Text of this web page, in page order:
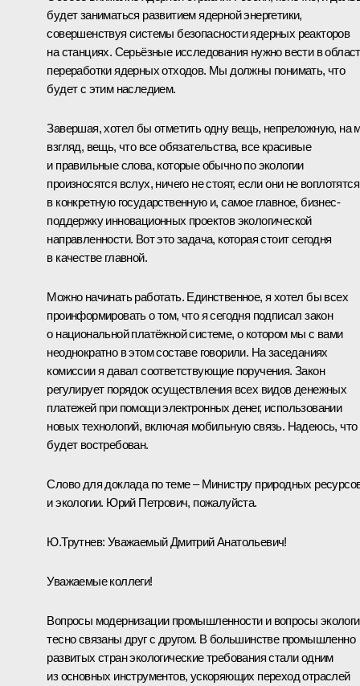
будет заниматься развитием ядерной энергетики,
совершенствуя системы безопасности ядерных реакторов
на станциях. Серьёзные исследования нужно вести в
переработки ядерных отходов. Мы должны понимать, что
будет с этим наследием.
Завершая, хотел бы отметить одну вещь, непреложную, на
взгляд, вещь, что все обязательства, все красивые
и правильные слова, которые обычно по экологии
произносятся вслух, ничего не стоят, если они не воплотятся
в конкретную государственную и, самое главное, бизнес-
поддержку инновационных проектов экологической
направленности. Вот это задача, которая стоит сегодня
в качестве главной.
Можно начинать работать. Единственное, я хотел бы всех
проинформировать о том, что я сегодня подписалзакон
о национальной платёжной системе, о котором мы с вами
неоднократно в этом составе говорили. На заседаниях
комиссии я давал соответствующие поручения. Закон
регулирует порядок осуществления всех видов денежных
платежей при помощи электронных денег, использовании
новых технологий, включая мобильную связь. Надеюсь, что
будет востребован.
Слово для доклада по теме – Министру природных
и экологии. Юрий Петрович, пожалуйста.
Ю.Трутнев: Уважаемый Дмитрий Анатольевич!
Уважаемые коллеги!
Вопросы модернизации промышленности и вопросы
тесно связаны друг с другом. В большинстве промышленно
развитых стран экологические требования стали одним
из основных инструментов, ускоряющих переход отраслей